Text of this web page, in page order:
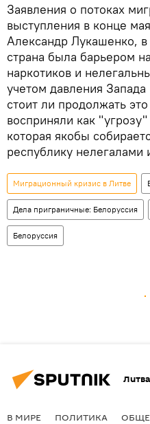
Заявления о потоках
выступления в конце
Александр Лукашенко,
страна была барьером
наркотиков и
учетом давления
стоит ли продолжать
восприняли как
которая якобы
республику нелегалами
Миграционный кризис в Литве
Дела приграничные: Белоруссия
Белоруссия
Литва
В МИРЕ ПОЛИТИКА